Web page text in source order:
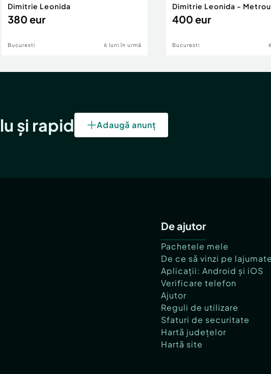
Dimitrie Leonida
380 eur
Bucuresti 6 luni în urmă
Dimitrie Leonida -
400 eur
Bucuresti
și rapid Adaugă anunț
De ajutor
Pachetele mele
De ce să vinzi pe
Aplicații: Android și iOS
Verificare telefon
Ajutor
Reguli de utilizare
Sfaturi de securitate
Hartă județelor
Hartă site